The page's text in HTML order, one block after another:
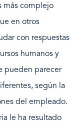
más complejo
en otros
con respuestas
humanos y
pueden parecer
según la
del empleado.
le ha resultado